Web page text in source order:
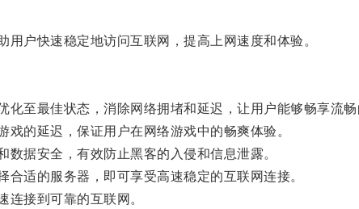
户快速稳定地访问互联网，提高上网速度和体验。
最佳状态，消除网络拥堵和延迟，让用户能够畅享流畅
的延迟，保证用户在网络游戏中的畅爽体验。
据安全，有效防止黑客的入侵和信息泄露。
适的服务器，即可享受高速稳定的互联网连接。
接到可靠的互联网。